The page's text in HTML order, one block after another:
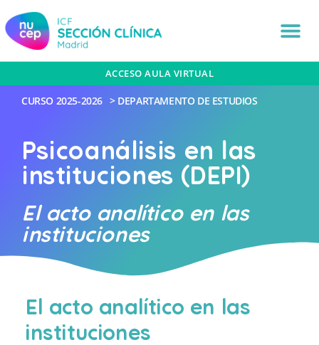
ACCESO AULA VIRTUAL
CURSO 2025-2026 > DEPARTAMENTO DE ESTUDIOS
Psicoanálisis en las
instituciones (DEPI)
El acto analítico en las
instituciones
El acto analítico en las
instituciones